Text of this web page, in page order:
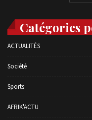
Catégories
ACTUALITÉS
Société
Sports
AFRIK'ACTU